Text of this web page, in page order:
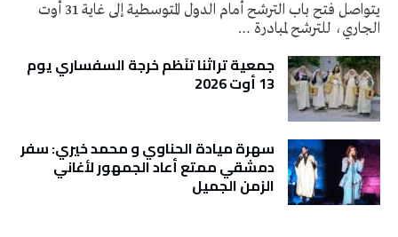
يتواصل فتح باب الترشح أمام الدول المتوسطية إلى غاية 31 أوت
الجاري، للترشح لمبادرة …
جمعية تراثنا تنَظم خرجة السفساري يوم
13 أوت 2026
سهرة ميادة الحناوي و محمد خيري: سفر
دمشقي ممتع أعاد الجمهور لأغاني
الزمن الجميل